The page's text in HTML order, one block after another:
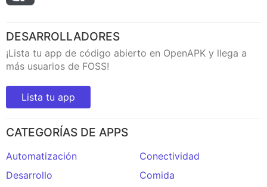
DESARROLLADORES
¡Lista tu app de código abierto en OpenAPK y llega a
más usuarios de FOSS!
Lista tu app
CATEGORÍAS DE APPS
Automatización
Conectividad
Desarrollo
Comida